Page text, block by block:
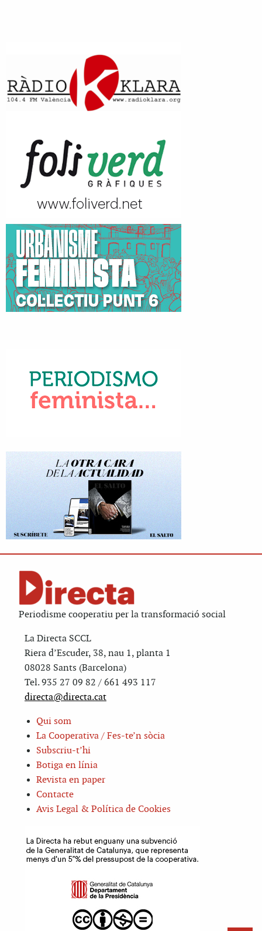
Periodisme cooperatiu per la transformació social
La Directa SCCL
Riera d’Escuder, 38, nau 1, planta 1
08028 Sants (Barcelona)
Tel. 935 27 09 82 / 661 493 117
directa@directa.cat
Qui som
La Cooperativa / Fes-te’n sòcia
Subscriu-t’hi
Botiga en línia
Revista en paper
Contacte
Avis Legal & Política de Cookies